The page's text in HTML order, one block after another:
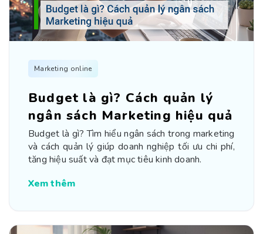
Marketing online
Budget là gì? Cách quản lý
ngân sách Marketing hiệu quả
Budget là gì? Tìm hiểu ngân sách trong marketing
và cách quản lý giúp doanh nghiệp tối ưu chi phí,
tăng hiệu suất và đạt mục tiêu kinh doanh.
Xem thêm